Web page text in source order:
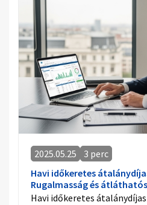
2025.05.25
3 perc
Havi időkeretes
Rugalmasság és
Havi időkeretes